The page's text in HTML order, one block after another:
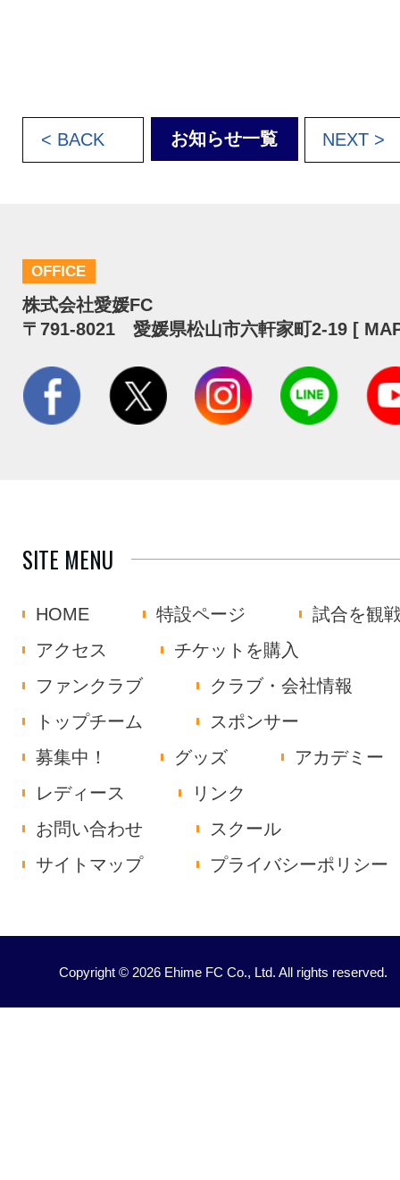
< BACK お知らせ一覧 NEXT >
OFFICE
株式会社愛媛FC
〒791-8021 愛媛県松山市六軒家町2-19 [
SITE MENU
HOME 特設ページ
試合を観
アクセス
チケットを購入
ファンクラブ
クラブ・会社情報
トップチーム
スポンサー
募集中！
グッズ
アカデミー
レディース
リンク
お問い合わせ
スクール
サイトマップ
プライバシーポリシー
Copyright © 2026 Ehime FC Co., Ltd. All rights reserved.